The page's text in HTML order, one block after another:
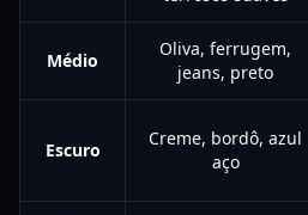
Médio
Oliva, ferrugem,
jeans, preto
Escuro
Creme, bordô, azul
aço